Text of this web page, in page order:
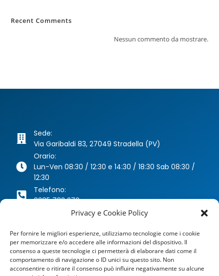
Privacy e Cookie Policy
Per fornire le migliori esperienze, utilizziamo tecnologie come i cookie
per memorizzare e/o accedere alle informazioni del dispositivo. Il
consenso a queste tecnologie ci permetterà di elaborare dati come il
comportamento di navigazione o ID unici su questo sito. Non
acconsentire o ritirare il consenso può influire negativamente su alcune
Recent Comments
Nessun commento da mostrare.
Sede:
Via Garibaldi 83, 27049 Stradella (PV)
Orario:
Lun-Ven 08:30 / 12:30 e 14:30 / 18:30 Sab 08:30 /
12:30
Telefono:
0385 783 270
Email:
agenzia@dragoniassicurazioni.it
PEC:
dragoniassicurazioni@pec.it